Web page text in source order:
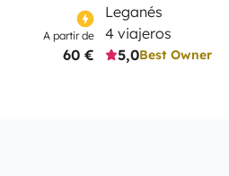
A partir de
60 €
Leganés
4 viajeros
5,0Best Owner